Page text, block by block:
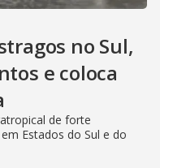
no Sul,
e coloca
de forte
Estados do Sul e do